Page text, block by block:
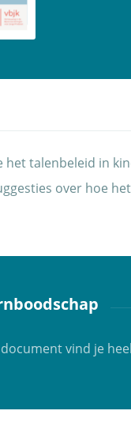
het talenbeleid in
over hoe
vind je